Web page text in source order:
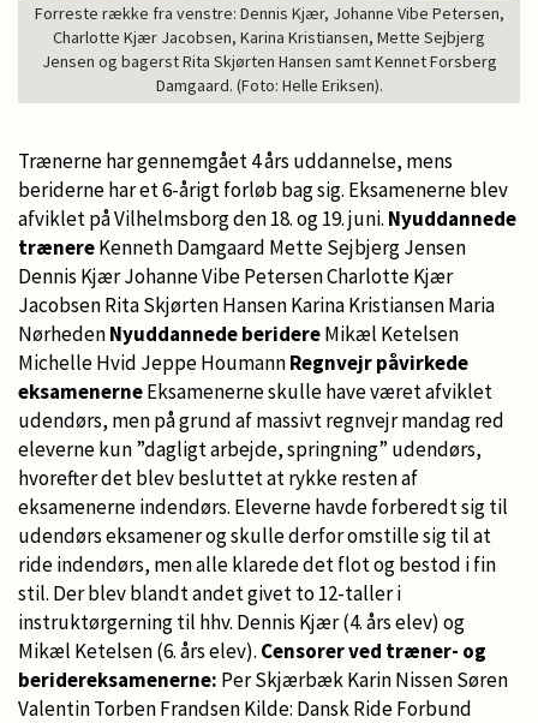
Forreste række fra venstre: Dennis Kjær, Johanne Vibe Petersen,
Charlotte Kjær Jacobsen, Karina Kristiansen, Mette Sejbjerg
Jensen og bagerst Rita Skjørten Hansen samt Kennet Forsberg
Damgaard. (Foto: Helle Eriksen).
Trænerne har gennemgået 4 års uddannelse, mens
beriderne har et 6-årigt forløb bag sig. Eksamenerne blev
afviklet på Vilhelmsborg den 18. og 19. juni. Nyuddannede
trænereKenneth Damgaard Mette Sejbjerg Jensen
Dennis Kjær Johanne Vibe Petersen Charlotte Kjær
Jacobsen Rita Skjørten Hansen Karina Kristiansen Maria
NørhedenNyuddannede beridereMikæl Ketelsen
Michelle Hvid Jeppe HoumannRegnvejr påvirkede
eksamenerneEksamenerne skulle have været afviklet
udendørs, men på grund af massivt regnvejr mandag red
eleverne kun ”dagligt arbejde, springning” udendørs,
hvorefter det blev besluttet at rykke resten af
eksamenerne indendørs. Eleverne havde forberedt sig til
udendørs eksamener og skulle derfor omstille sig til at
ride indendørs, men alle klarede det flot og bestod i fin
stil. Der blev blandt andet givet to 12-taller i
instruktørgerning til hhv. Dennis Kjær (4. års elev) og
Mikæl Ketelsen (6. års elev). Censorer ved træner- og
beridereksamenerne: Per Skjærbæk Karin Nissen Søren
Valentin Torben Frandsen Kilde: Dansk Ride Forbund